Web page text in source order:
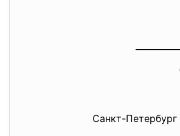
Санкт-Петербург